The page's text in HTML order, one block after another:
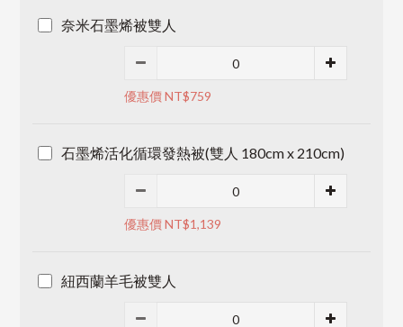
奈米石墨烯被雙人
優惠價 NT$759
石墨烯活化循環發熱被(雙人 180cm x 210cm)
優惠價 NT$1,139
紐西蘭羊毛被雙人